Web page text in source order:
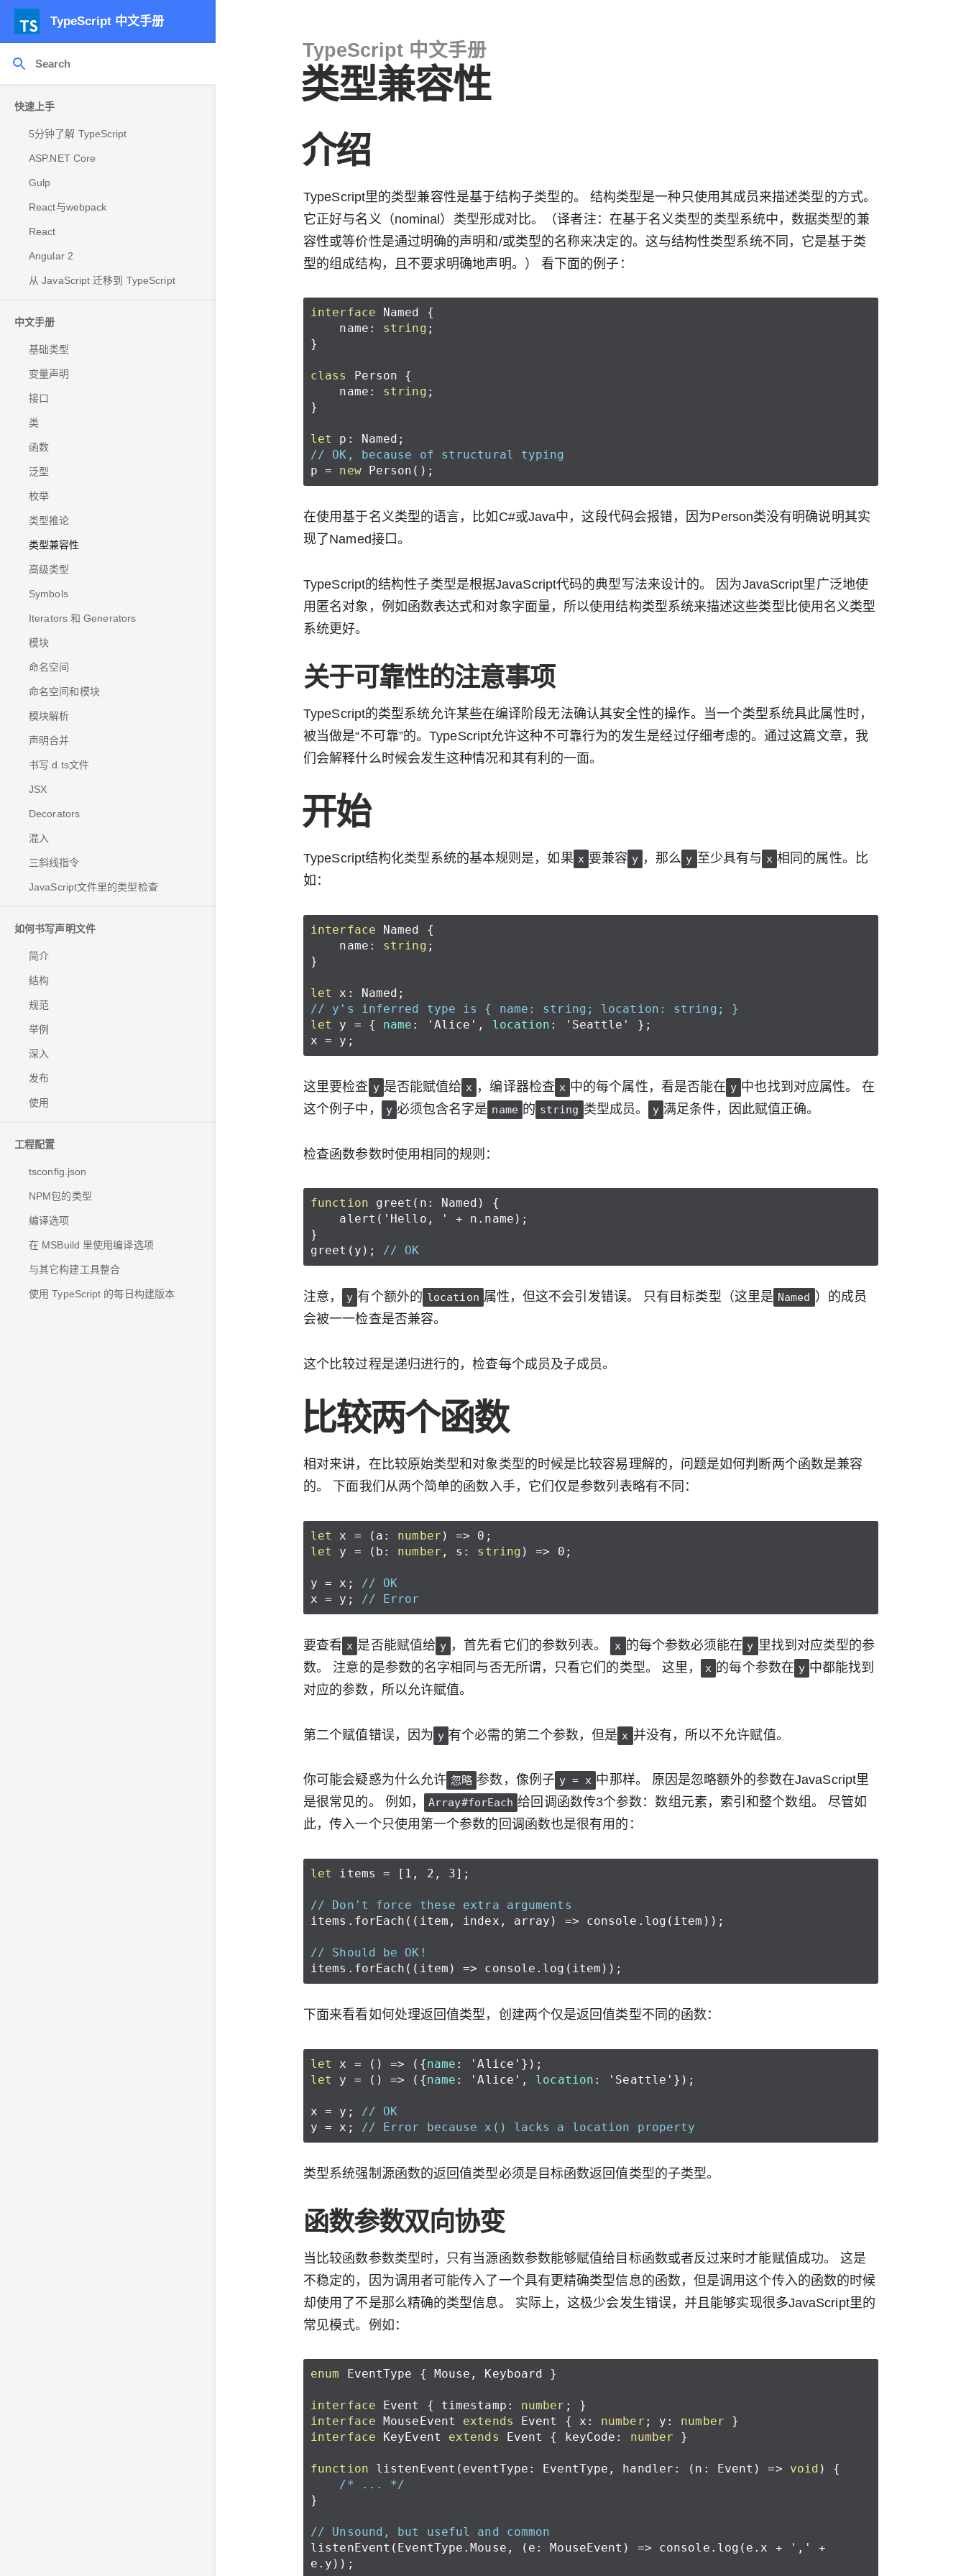
TypeScript 中文手册
快速上手
5分钟了解 TypeScript
ASP.NET Core
Gulp
React与webpack
React
Angular 2
从 JavaScript 迁移到 TypeScript
中文手册
基础类型
变量声明
接口
类
函数
泛型
枚举
类型推论
类型兼容性
高级类型
Symbols
Iterators 和 Generators
模块
命名空间
命名空间和模块
模块解析
声明合并
书写.d.ts文件
JSX
Decorators
混入
三斜线指令
JavaScript文件里的类型检查
如何书写声明文件
简介
结构
规范
举例
深入
发布
使用
工程配置
tsconfig.json
NPM包的类型
编译选项
在 MSBuild 里使用编译选项
与其它构建工具整合
使用 TypeScript 的每日构建版本
TypeScript 中文手册
类型兼容性
介绍
TypeScript里的类型兼容性是基于结构子类型的。 结构类型是一种只使用其成员来描述类型的方式。
它正好与名义（nominal）类型形成对比。（译者注：在基于名义类型的类型系统中，数据类型的兼
容性或等价性是通过明确的声明和/或类型的名称来决定的。这与结构性类型系统不同，它是基于类
型的组成结构，且不要求明确地声明。） 看下面的例子：
interface Named
{
name : string ;
}
class Person
{
name : string ;
}
let p : Named ;
// OK, because of structural typing
p = new Person ();
在使用基于名义类型的语言，比如C#或Java中，这段代码会报错，因为Person类没有明确说明其实
现了Named接口。
TypeScript的结构性子类型是根据JavaScript代码的典型写法来设计的。 因为JavaScript里广泛地使
用匿名对象，例如函数表达式和对象字面量，所以使用结构类型系统来描述这些类型比使用名义类型
系统更好。
关于可靠性的注意事项
TypeScript的类型系统允许某些在编译阶段无法确认其安全性的操作。当一个类型系统具此属性时，
被当做是“不可靠”的。TypeScript允许这种不可靠行为的发生是经过仔细考虑的。通过这篇文章，我
们会解释什么时候会发生这种情况和其有利的一面。
开始
TypeScript结构化类型系统的基本规则是，如果 x 要兼容 y ，那么 y 至少具有与 x 相同的属性。比
如：
interface Named
{
name : string ;
}
let x : Named ;
// y's inferred type is { name: string; location: string; }
let
y = { name : 'Alice' , location : 'Seattle'
};
x = y ;
这里要检查 y 是否能赋值给 x ，编译器检查 x 中的每个属性，看是否能在 y 中也找到对应属性。 在
这个例子中，
y 必须包含名字是 name 的 string 类型成员。 y 满足条件，因此赋值正确。
检查函数参数时使用相同的规则：
function greet ( n : Named )
{
alert ( 'Hello, ' + n . name );
}
greet ( y ); // OK
注意， y 有个额外的 location 属性，但这不会引发错误。 只有目标类型（这里是 Named
）的成员
会被一一检查是否兼容。
这个比较过程是递归进行的，检查每个成员及子成员。
比较两个函数
相对来讲，在比较原始类型和对象类型的时候是比较容易理解的，问题是如何判断两个函数是兼容
的。 下面我们从两个简单的函数入手，它们仅是参数列表略有不同：
let x = ( a : number ) => 0 ;
let
y = ( b : number , s : string ) => 0 ;
y = x ;
// OK
x = y ; // Error
要查看 x 是否能赋值给 y ，首先看它们的参数列表。 x 的每个参数必须能在 y 里找到对应类型的参
数。 注意的是参数的名字相同与否无所谓，只看它们的类型。 这里，
x 的每个参数在 y 中都能找到
对应的参数，所以允许赋值。
第二个赋值错误，因为 y 有个必需的第二个参数，但是 x 并没有，所以不允许赋值。
你可能会疑惑为什么允许 忽略 参数，像例子 y = x 中那样。 原因是忽略额外的参数在JavaScript里
是很常见的。 例如，
Array#forEach 给回调函数传3个参数：数组元素，索引和整个数组。 尽管如
此，传入一个只使用第一个参数的回调函数也是很有用的：
let items = [ 1 , 2 , 3];
// Don't force these extra arguments
items . forEach (( item , index , array ) => console . log ( item ));
// Should be OK!
items . forEach (( item ) => console . log ( item ));
下面来看看如何处理返回值类型，创建两个仅是返回值类型不同的函数：
let x = () => ({name : 'Alice' });
let
y = () => ({name : 'Alice' , location : 'Seattle' });
x = y ;
// OK
y = x ; // Error because x() lacks a location property
类型系统强制源函数的返回值类型必须是目标函数返回值类型的子类型。
函数参数双向协变
当比较函数参数类型时，只有当源函数参数能够赋值给目标函数或者反过来时才能赋值成功。 这是
不稳定的，因为调用者可能传入了一个具有更精确类型信息的函数，但是调用这个传入的函数的时候
却使用了不是那么精确的类型信息。 实际上，这极少会发生错误，并且能够实现很多JavaScript里的
常见模式。例如：
enum EventType { Mouse , Keyboard }
interface Event { timestamp : number ;
}
interface
MouseEvent extends Event { x : number ; y : number
}
interface
KeyEvent extends Event { keyCode : number }
function listenEvent ( eventType : EventType , handler : ( n : Event ) => void )
{
/* ... */
}
// Unsound, but useful and common
listenEvent ( EventType . Mouse , ( e : MouseEvent ) => console . log ( e . x + ','
+
e . y ));